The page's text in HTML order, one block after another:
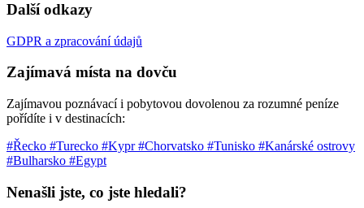
Další odkazy
GDPR a zpracování údajů
Zajímavá místa na dovču
Zajímavou poznávací i pobytovou dovolenou za rozumné peníze
pořídíte i v destinacích:
#Řecko #Turecko #Kypr#Chorvatsko #Tunisko #Kanárské ostrovy
#Bulharsko #Egypt
Nenašli jste, co jste hledali?